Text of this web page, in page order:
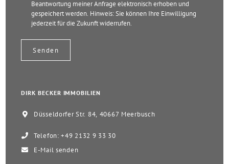
Beantwortung meiner Anfrage elektronisch erhoben und
gespeichert werden. Hinweis: Sie können Ihre Einwilligung
jederzeit für die Zukunft widerrufen.
DIRK BECKER IMMOBILIEN
Düsseldorfer Str. 84, 40667 Meerbusch
Telefon: +49 2132 9 33 30
E-Mail senden